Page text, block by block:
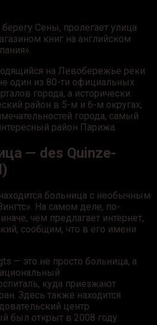
Сены, пролегает улица
книг на английском
на Левобережье реки
один из 80-ти официальных
города, а исторически
район в 5-м и 6-м округах,
города, самый
район Парижа.
— des Quinze-
больница с необычным
На самом деле, по-
чем предлагает интернет,
сообщим, что в его имени
— это не просто больница, а
куда приезжают
Здесь также находится
центр
был открыт в 2008 году.